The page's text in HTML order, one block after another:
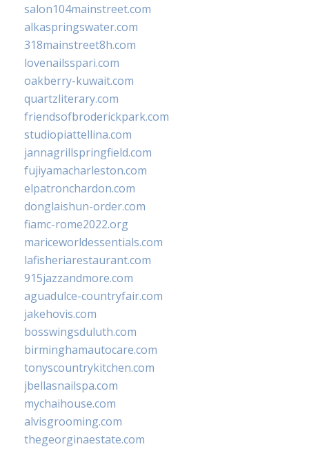
salon104mainstreet.com
alkaspringswater.com
318mainstreet8h.com
lovenailsspari.com
oakberry-kuwait.com
quartzliterary.com
friendsofbroderickpark.com
studiopiattellina.com
jannagrillspringfield.com
fujiyamacharleston.com
elpatronchardon.com
donglaishun-order.com
fiamc-rome2022.org
mariceworldessentials.com
lafisheriarestaurant.com
915jazzandmore.com
aguadulce-countryfair.com
jakehovis.com
bosswingsduluth.com
birminghamautocare.com
tonyscountrykitchen.com
jbellasnailspa.com
mychaihouse.com
alvisgrooming.com
thegeorginaestate.com